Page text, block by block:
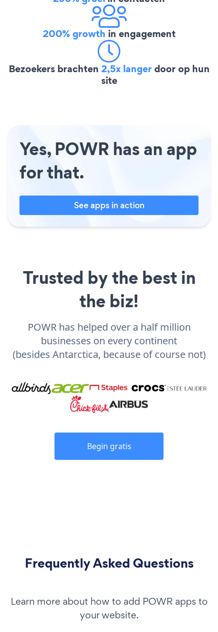
200% growth in engagement
Bezoekers brachten 2,5x langerdoor op hun
site
Yes, POWR has an app
for that.
See apps in action
Trusted by the best in
the biz!
POWR has helped over a half million
businesses on every continent
(besides Antarctica, because of course not)
Begin gratis
Frequently Asked Questions
Learn more about how to add POWR apps to
your website.